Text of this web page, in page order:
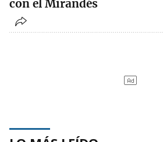
con el Mirandés